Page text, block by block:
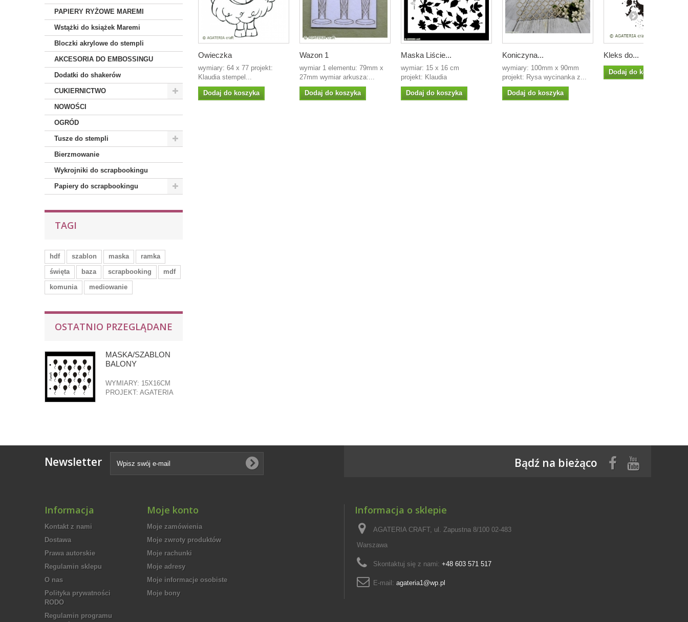
PAPIERY RYŻOWE MAREMI
Wstążki do książek Maremi
Bloczki akrylowe do stempli
AKCESORIA DO EMBOSSINGU
Dodatki do shakerów
CUKIERNICTWO
NOWOŚCI
OGRÓD
Tusze do stempli
Bierzmowanie
Wykrojniki do scrapbookingu
Papiery do scrapbookingu
TAGI
hdf szablon maska
ramka
święta
baza scrapbooking
mdf
komunia
mediowanie
OSTATNIO PRZEGLĄDANE
MASKA/SZABLON
BALONY
WYMIARY: 15X16CM
PROJEKT: AGATERIA
Owieczka
wymiary: 64 x 77 projekt:
Klaudia stempel...
Dodaj do koszyka
Wazon 1
wymiar 1 elementu: 79mm x
27mm wymiar arkusza:...
Dodaj do koszyka
Maska Liście...
wymiar: 15 x 16 cm
projekt: Klaudia
Dodaj do koszyka
Koniczyna...
wymiary: 100mm x 90mm
projekt: Rysa wycinanka z...
Dodaj do koszyka
Kleks do...
Dodaj do koszyka
Newsletter Bądź na bieżąco
Informacja
Kontakt z nami
Dostawa
Prawa autorskie
Regulamin sklepu
O nas
Polityka prywatności
RODO
Regulamin programu
Moje konto
Moje zamówienia
Moje zwroty produktów
Moje rachunki
Moje adresy
Moje informacje osobiste
Moje bony
Informacja o sklepie
AGATERIA CRAFT, ul. Zapustna 8/100 02-483
Warszawa
Skontaktuj się z nami: +48 603 571 517
E-mail: agateria1@wp.pl